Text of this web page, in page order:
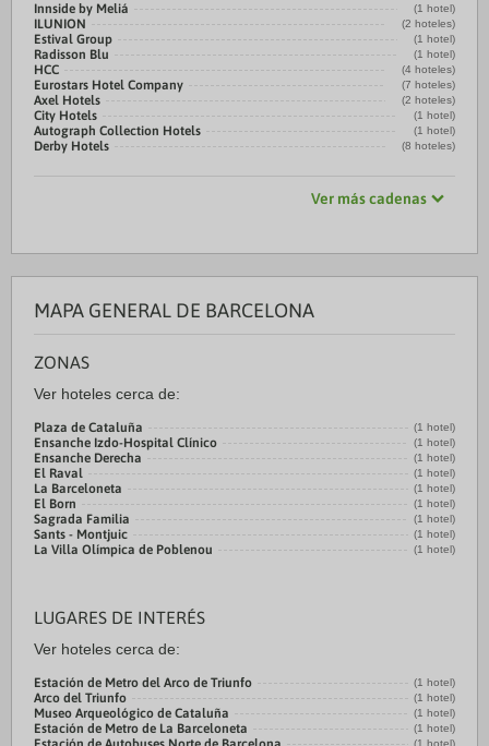
Innside by Meliá (1 hotel)
ILUNION (2 hoteles)
Estival Group (1 hotel)
Radisson Blu (1 hotel)
HCC (4 hoteles)
Eurostars Hotel Company (7 hoteles)
Axel Hotels (2 hoteles)
City Hotels (1 hotel)
Autograph Collection Hotels (1 hotel)
Derby Hotels (8 hoteles)
Ver más cadenas
MAPA GENERAL DE BARCELONA
ZONAS
Ver hoteles cerca de:
Plaza de Cataluña (1 hotel)
Ensanche Izdo-Hospital Clínico (1 hotel)
Ensanche Derecha (1 hotel)
El Raval (1 hotel)
La Barceloneta (1 hotel)
El Born (1 hotel)
Sagrada Familia (1 hotel)
Sants - Montjuic (1 hotel)
La Villa Olímpica de Poblenou (1 hotel)
LUGARES DE INTERÉS
Ver hoteles cerca de:
Estación de Metro del Arco de Triunfo (1 hotel)
Arco del Triunfo (1 hotel)
Museo Arqueológico de Cataluña (1 hotel)
Estación de Metro de La Barceloneta (1 hotel)
(1 hotel)